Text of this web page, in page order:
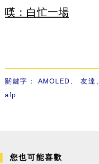
嘆：白忙一場
關鍵字：AMOLED 、友達
afp
您也可能喜歡